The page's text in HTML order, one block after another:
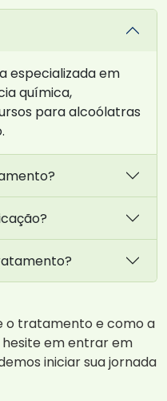
especializada em
química,
para alcoólatras
o tratamento e como a
hesite em entrar em
iniciar sua jornada